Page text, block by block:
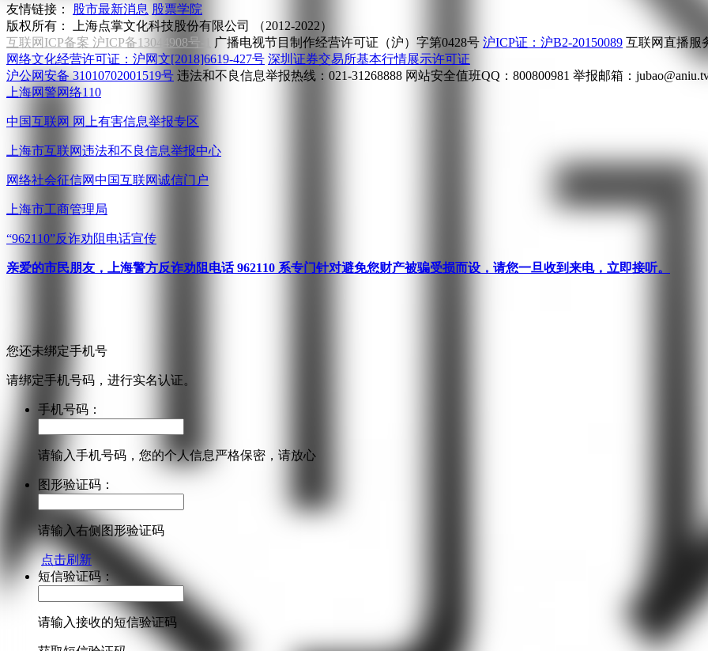
友情链接： 股市最新消息 股票学院
版权所有：
上海点掌文化科技股份有限公司 （2012-2022）
互联网ICP备案 沪ICP备13044908号-1
广播电视节目制作经营许可证（沪）字第0428号 沪ICP证：沪B2-20150089 互联网直播服
网络文化经营许可证：沪网文[2018]6619-427号 深圳证券交易所基本行情展示许可证
沪公网安备 31010702001519号 违法和不良信息举报热线：021-31268888 网站安全值班QQ：800800981 举报邮箱：
上海网警网络110
中国互联网 网上有害信息举报专区
上海市互联网违法和不良信息举报中心
网络社会征信网中国互联网诚信门户
上海市工商管理局
“962110”反诈劝阻电话宣传
亲爱的市民朋友，上海警方反诈劝阻电话 962110 系专门针对避免您财产被骗受损而设，请您一旦收到来电，立即接听。
您还未绑定手机号
请绑定手机号码，进行实名认证。
手机号码：
请输入手机号码，您的个人信息严格保密，请放心
图形验证码：
请输入右侧图形验证码
点击刷新
短信验证码：
请输入接收的短信验证码